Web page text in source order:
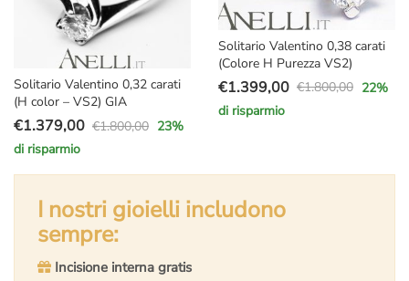
Solitario Valentino 0,32 carati
(H color – VS2) GIA
€1.800,00
Il
prezzo
€1.800,00.
€1.379,00
Il
prezzo
€1.379,00.
23%
di risparmio
Solitario Valentino 0,38 carati
(Colore H Purezza VS2)
€1.800,00
Il
prezzo
€1.399,00
Il
prezzo
22%
di risparmio
I nostri gioielli includono
sempre:
Incisione interna gratis